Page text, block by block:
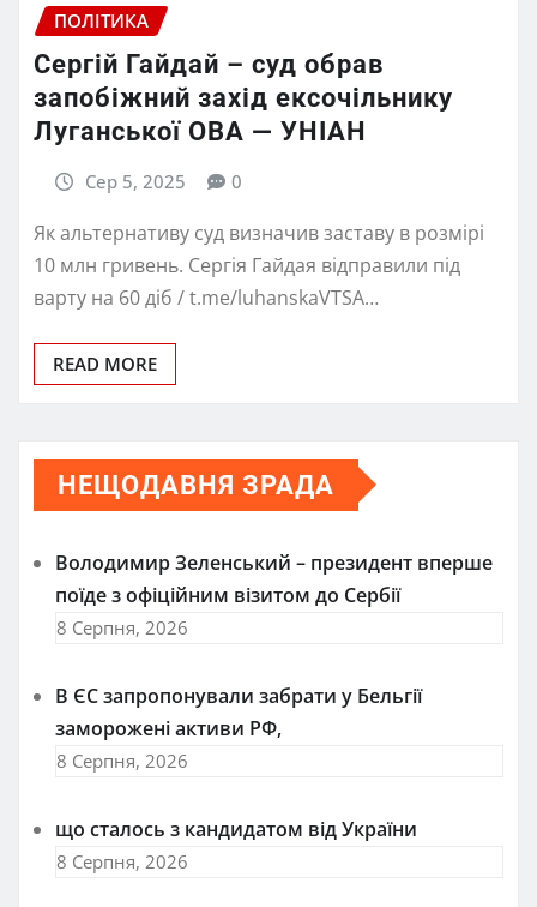
ПОЛІТИКА
Сергій Гайдай – суд обрав
запобіжний захід ексочільнику
Луганської ОВА — УНІАН
Сер 5, 2025 0
Як альтернативу суд визначив заставу в розмірі
10 млн гривень. Сергія Гайдая відправили під
варту на 60 діб / t.me/luhanskaVTSA…
READ MORE
НЕЩОДАВНЯ ЗРАДА
Володимир Зеленський – президент вперше
поїде з офіційним візитом до Сербії
8 Серпня, 2026
В ЄС запропонували забрати у Бельгії
заморожені активи РФ,
8 Серпня, 2026
що сталось з кандидатом від України
8 Серпня, 2026